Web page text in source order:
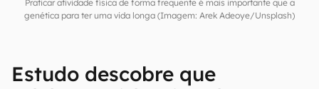
Praticar atividade física de forma frequente é mais importante que a
genética para ter uma vida longa (Imagem: Arek Adeoye/Unsplash)
Estudo descobre que